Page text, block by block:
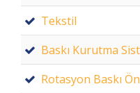
Tekstil
Baskı Kurutma
Rotasyon Baskı